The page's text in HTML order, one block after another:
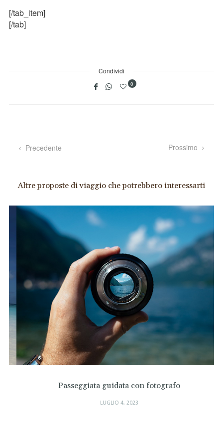
[/tab_item]
[/tab]
Condividi
0
Precedente Prossimo
Altre proposte di viaggio che potrebbero interessarti
Passeggiata guidata con fotografo
LUGLIO 4, 2023